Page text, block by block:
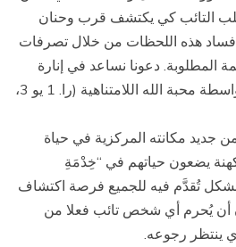
التائب كي يكتشف قرب وحنان
هذه اللحظات من خلال تصرفات
المطلوبة. دعونا نساعد في إنارة
فسحة الضمير الشخصي بواسطة محبة الله اللامتناهية (را. 1 يو 3،
جديد مكانته المركزية في حياة
يضعون حياتهم في “خِدْمَةِ
(2 قور 5، 18) بشكل تُقدَّم فيه للجميع فرصة اكتشاف
أن يُحرم أي شخص تائب فعلا من
ينتظر رجوعه.